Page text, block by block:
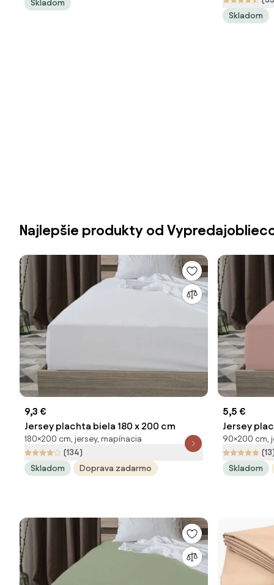
Skladom
Skladom
Najlepšie produkty od
9,3 €
Jersey plachta biela 180 x 200 cm
180×200 cm, jersey, mapínacia
(134)
Skladom
Doprava zadarmo
5,5 €
Jersey
90×200 cm,
(13)
Skladom